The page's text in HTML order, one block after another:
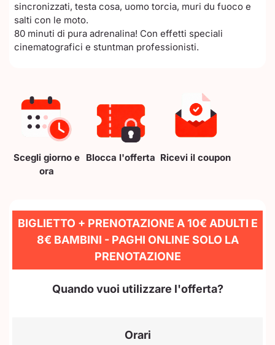
sincronizzati, testa cosa, uomo torcia, muri du fuoco e
salti con le moto.
80 minuti di pura adrenalina! Con effetti speciali
cinematografici e stuntman professionisti.
Scegli giorno e
ora
Blocca l'offerta Ricevi il coupon
BIGLIETTO + PRENOTAZIONE A 10€ ADULTI E
8€ BAMBINI - PAGHI ONLINE SOLO LA
PRENOTAZIONE
Quando vuoi utilizzare l'offerta?
Orari